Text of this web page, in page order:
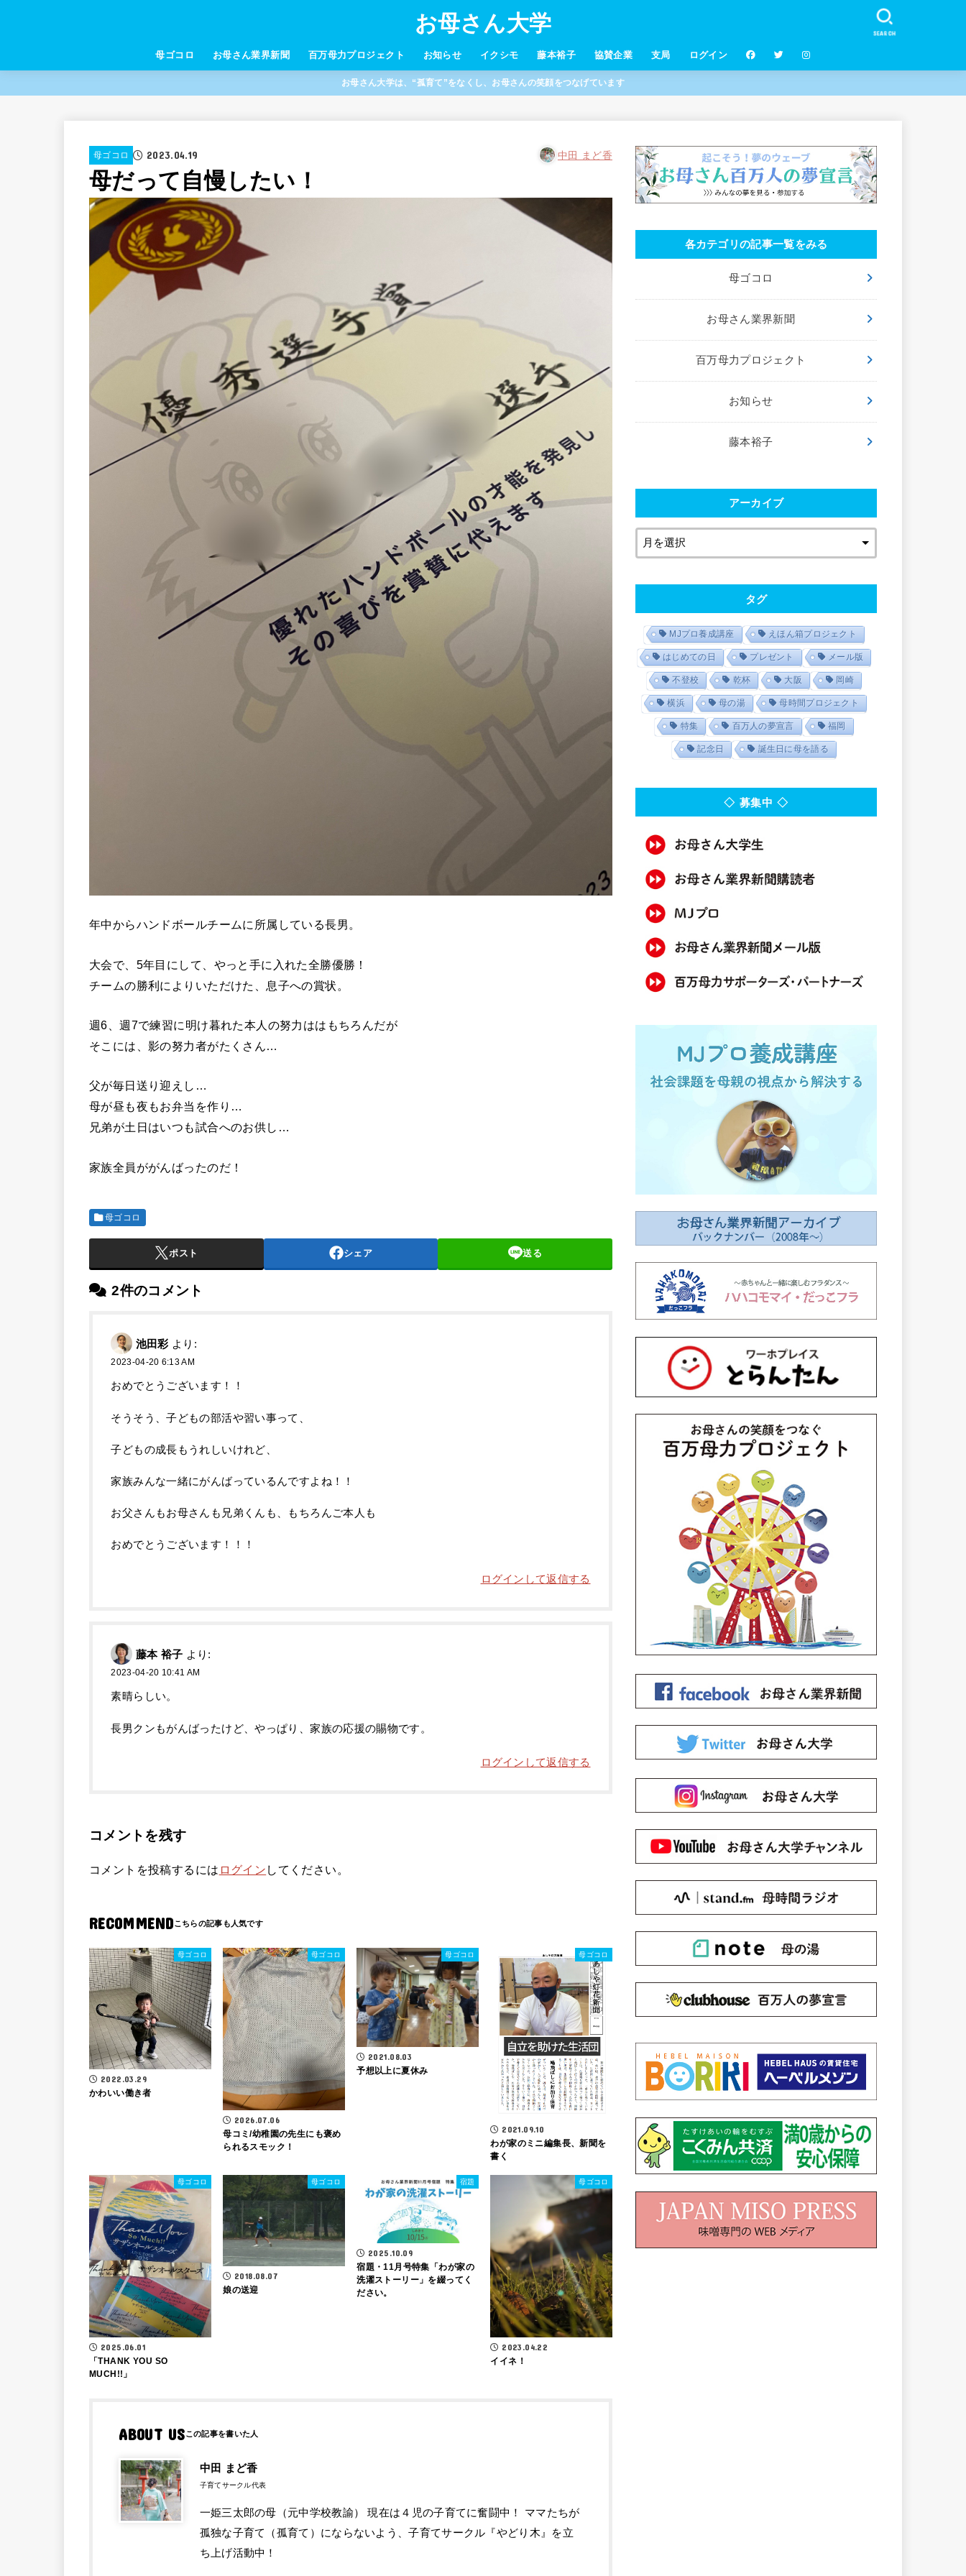
お母さん大学
母ゴコロ お母さん業界新聞 百万母力プロジェクト お知らせ イクシモ 藤本裕子 協賛企業 支局 ログイン
SEARCH
お母さん大学は、“孤育て”をなくし、お母さんの笑顔をつなげています
母ゴコロ 2023.04.19 中田 まど香
母だって自慢したい！
年中からハンドボールチームに所属している長男。
大会で、5年目にして、やっと手に入れた全勝優勝！
チームの勝利によりいただけた、息子への賞状。
週6、週7で練習に明け暮れた本人の努力ははもちろんだが
そこには、影の努力者がたくさん…
父が毎日送り迎えし…
母が昼も夜もお弁当を作り…
兄弟が土日はいつも試合へのお供し…
家族全員ががんばったのだ！
母ゴコロ
ポスト シェア 送る
2件のコメント
池田彩 より:
2023-04-20 6:13 AM
おめでとうございます！！
そうそう、子どもの部活や習い事って、
子どもの成長もうれしいけれど、
家族みんな一緒にがんばっているんですよね！！
お父さんもお母さんも兄弟くんも、もちろんご本人も
おめでとうございます！！！
ログインして返信する
藤本 裕子 より:
2023-04-20 10:41 AM
素晴らしい。
長男クンもがんばったけど、やっぱり、家族の応援の賜物です。
ログインして返信する
コメントを残す
コメントを投稿するには ログイン してください。
RECOMMEND
母ゴコロ
2022.03.29
かわいい働き者
母ゴコロ
2026.07.06
母コミ/幼稚園の先生にも褒め
られるスモック！
母ゴコロ
2021.08.03
予想以上に夏休み
母ゴコロ
2021.09.10
わが家のミニ編集長、新聞を
書く
母ゴコロ
2025.06.01
「THANK YOU SO
MUCH!!」
母ゴコロ
2018.08.07
娘の送迎
宿題
2025.10.09
宿題・11月号特集「わが家の
洗濯ストーリー」を綴ってく
ださい。
母ゴコロ
2023.04.22
イイネ！
ABOUT US
中田 まど香
子育てサークル代表
一姫三太郎の母（元中学校教諭） 現在は４児の子育てに奮闘中！ ママたちが
孤独な子育て（孤育て）にならないよう、子育てサークル『やどり木』を立
ち上げ活動中！
各カテゴリの記事一覧をみる
母ゴコロ
お母さん業界新聞
百万母力プロジェクト
お知らせ
藤本裕子
アーカイブ
タグ
MJプロ養成講座 えほん箱プロジェクト
はじめての日 プレゼント メール版
不登校 乾杯 大阪 岡崎
横浜 母の湯 母時間プロジェクト
特集 百万人の夢宣言 福岡
記念日 誕生日に母を語る
◇ 募集中 ◇